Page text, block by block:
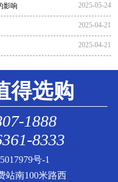
影响 2025-05-24
2025-04-21
2025-04-21
得选购
1888
8333
号-1
站南100米路西